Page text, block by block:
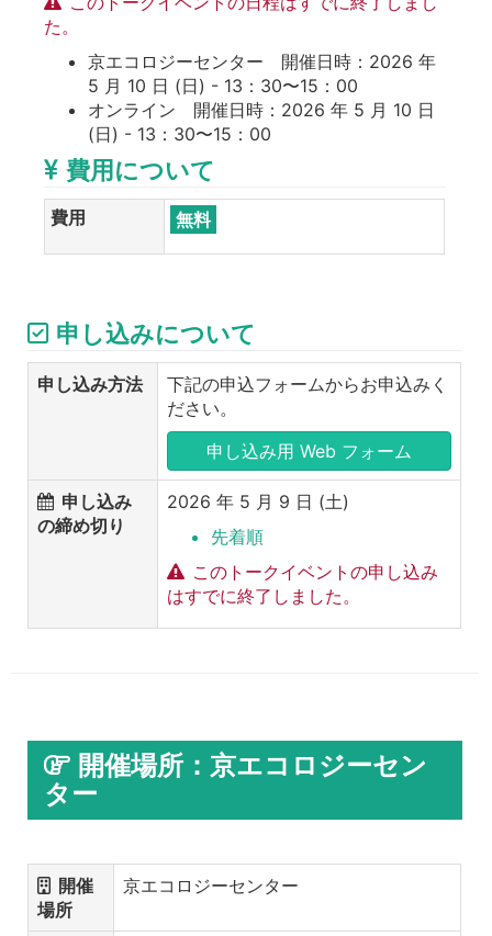
た。
京エコロジーセンター 開催日時：2026 年
5 月 10 日 (日) - 13：30〜15：00
オンライン 開催日時：2026 年 5 月 10 日
(日) - 13：30〜15：00
費用について
費用 無料
申し込みについて
申し込み方法
下記の申込フォームからお申込みく
ださい。
申し込み用 Web フォーム
申し込み
の締め切り
2026 年 5 月 9 日 (土)
先着順
このトークイベントの申し込み
はすでに終了しました。
開催場所：京エコロジーセン
ター
開催
場所
京エコロジーセンター